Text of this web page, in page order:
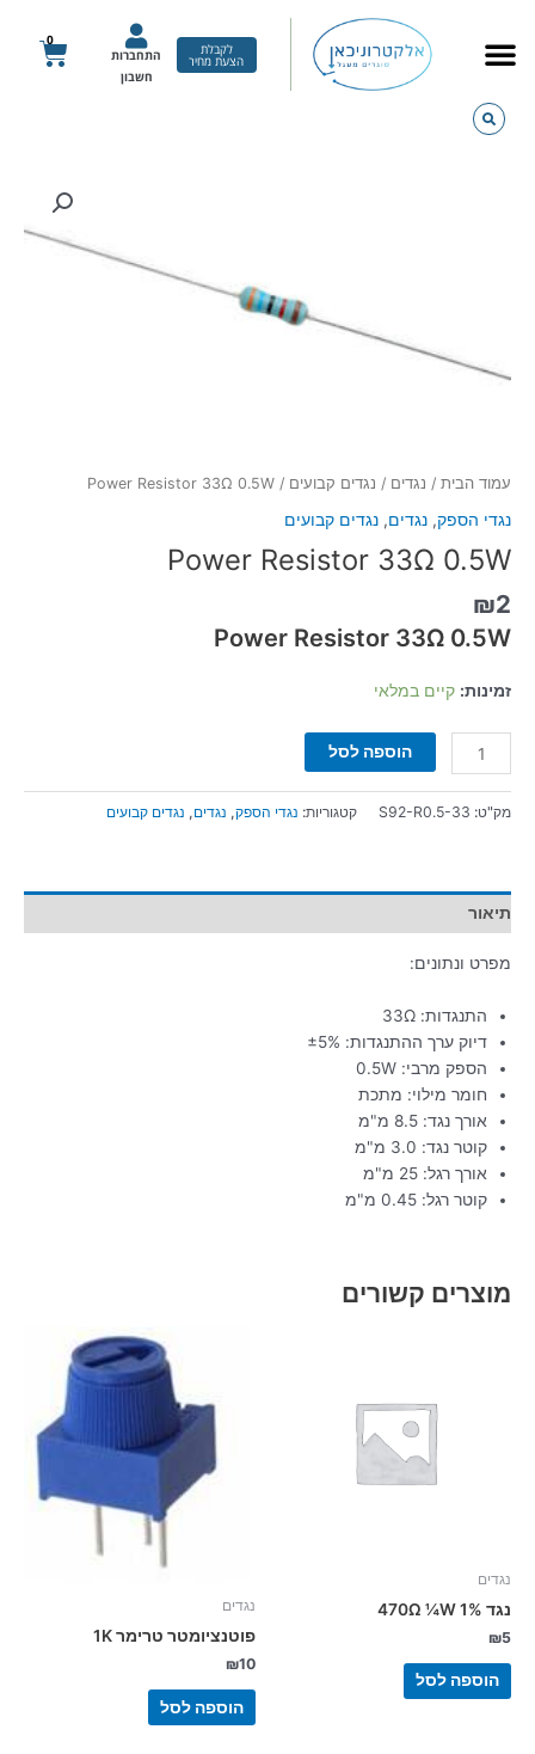
לקבלת
הצעת מחיר
התחברות
חשבון
0
עגלת
עמוד הבית / נגדים / נגדים קבועים / Power Resistor 33Ω 0.5W
נגדי הספק, נגדים, נגדים קבועים
Power Resistor 33Ω 0.5W
₪2
Power Resistor 33Ω 0.5W
זמינות: קיים במלאי
הוספה לסל
מק"ט: S92-R0.5-33 קטגוריות: נגדי הספק, נגדים, נגדים קבועים
תיאור
מפרט ונתונים:
התנגדות: 33Ω
דיוק ערך ההתנגדות: ±5%
הספק מרבי: 0.5W
חומר מילוי: מתכת
אורך נגד: 8.5 מ"מ
קוטר נגד: 3.0 מ"מ
אורך רגל: 25 מ"מ
קוטר רגל: 0.45 מ"מ
מוצרים קשורים
נגדים
נגד 470Ω ¼W 1%
₪5
הוספה לסל
נגדים
פוטנציומטר טרימר 1K
₪10
הוספה לסל